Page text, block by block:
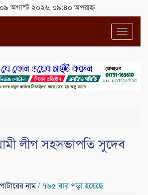
০৯ অগাস্ট ২০২৬, ০৯:৪০ অপরাহ্ন
লীগ সহসভাপতি সুদেব
নাম/ ৭৬৫ বার পড়া হয়েছে